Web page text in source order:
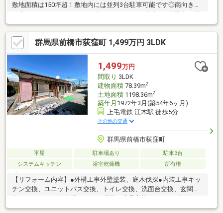
敷地面積は150坪超！敷地内には並列3台駐車可能です◎南向きの
辺商業施設あり買い物にかける移動時間が少なく、急な買い足し
にもすぐ対応できます。・ツルヤローズタウン店まで車で約5分・
セブンイレブン前橋横沢町店まで車で約5分・ディスカウントドラ
ッグコスモス大胡店まで車で約2分◆交通の利便性◎通勤や通
学、休日のお出掛けも便利な立地です。・上武道路まで車で約2
分・上毛電鉄「江木」駅まで徒歩約2分
群馬県前橋市荻窪町 1,499万円 3LDK
1,499万円
間取り 3LDK
建物面積78.39m2
土地面積1198.36m2
築年月 1972年3月(築54年6ヶ月)
上毛電鉄 江木駅 徒歩5分
その他の交通
群馬県前橋市荻窪町
平屋 駐車場あり
駐車3台
システムキッチン
浴室乾燥機 所有権
【リフォーム内容】●外構工事外壁塗装、庭木伐採●内装工事キッ
チン交換、ユニットバス交換、トイレ交換、洗面台交換、玄関交
ス交換、インターホン・火災警報器設置、照明交換、クリーニン